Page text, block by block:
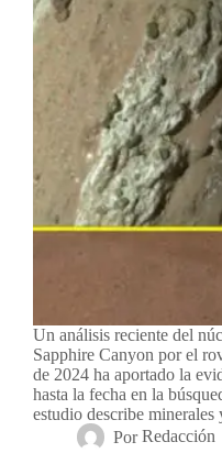
Un análisis reciente del
Sapphire Canyon por el
de 2024 ha aportado la
hasta la fecha en la
estudio describe
Por Redacción